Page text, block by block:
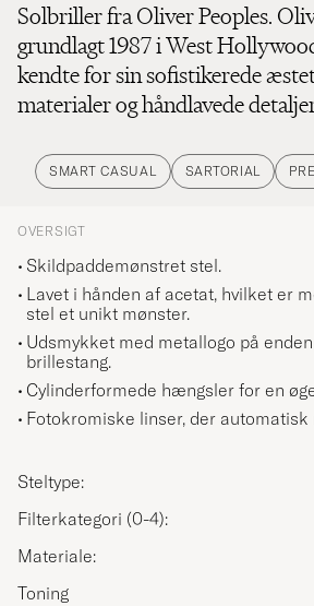
Solbriller fra Oliver Peoples.
grundlagt 1987 i West
kendte for sin sofistikerede
materialer og håndlavede
SMART CASUAL SARTORIAL
OVERSIGT
Skildpaddemønstret stel.
Lavet i hånden af acetat, hvilket er
stel et unikt mønster.
Udsmykket med metallogo på
brillestang.
Cylinderformede hængsler for en
Fotokromiske linser, der automatisk
Steltype:
Filterkategori (0-4):
Materiale:
Toning